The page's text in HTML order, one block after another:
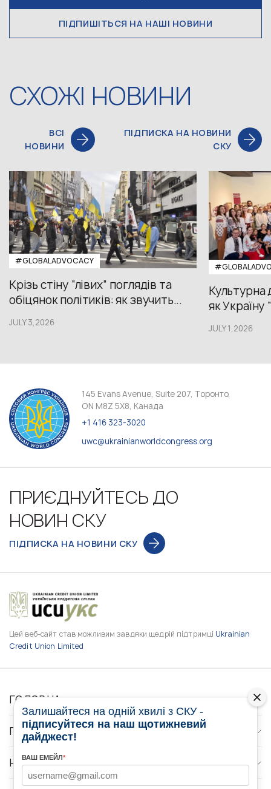
ПІДПИШІТЬСЯ НА НАШІ НОВИНИ
СХОЖІ НОВИНИ
ВСІ
НОВИНИ
ПІДПИСКА НА НОВИНИ
СКУ
#GLOBALADVOCACY
Крізь стіну “лівих” поглядів та
обіцянок політиків: як звучить...
JULY 3,2026
Культурна
як
JULY 1,2026
145 Evans Avenue, Suite 207, Торонто,
ON M8Z 5X8, Канада
+1 416 323-3020
uwc@ukrainianworldcongress.org
ПРИЄДНУЙТЕСЬ ДО
НОВИН СКУ
ПІДПИСКА НА НОВИНИ СКУ
Цей веб-сайт став можливим завдяки щедрій підтримці Ukrainian
Credit Union Limited
ГОЛОВНА
ПРО НАС
НОВИНИ
Залишайтеся на одній хвилі з СКУ -
підписуйтеся на наш щотижневий
дайджест!
ВАШ ЕМЕЙЛ*